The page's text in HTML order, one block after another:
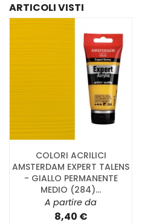
ARTICOLI VISTI
COLORI ACRILICI
AMSTERDAM EXPERT TALENS
- GIALLO PERMANENTE
MEDIO (284)...
A partire da
8,40 €